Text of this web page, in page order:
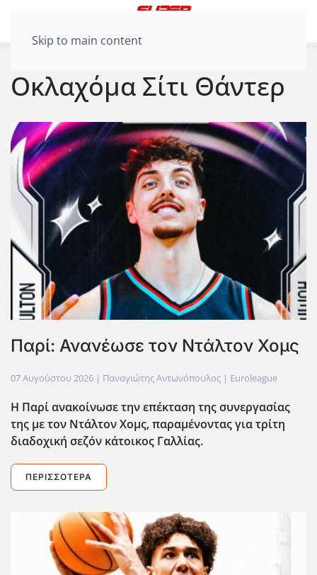
Skip to main content
Οκλαχόμα Σίτι Θάντερ
Παρί: Ανανέωσε τον Ντάλτον Χομς
07 Αυγούστου 2026 | Παναγιώτης Αντωνόπουλος | Euroleague
Η Παρί ανακοίνωσε την επέκταση της συνεργασίας
της με τον Ντάλτον Χομς, παραμένοντας για τρίτη
διαδοχική σεζόν κάτοικος Γαλλίας.
ΠΕΡΙΣΣΌΤΕΡΑ